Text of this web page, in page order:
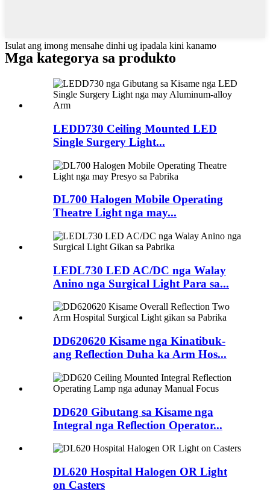
Isulat ang imong mensahe dinhi ug ipadala kini kanamo
Mga kategorya sa produkto
LEDD730 Ceiling Mounted LED
Single Surgery Light...
DL700 Halogen Mobile Operating
Theatre Light nga may...
LEDL730 LED AC/DC nga Walay
Anino nga Surgical Light Para sa...
DD620620 Kisame nga Kinatibuk-
ang Reflection Duha ka Arm Hos...
DD620 Gibutang sa Kisame nga
Integral nga Reflection Operator...
DL620 Hospital Halogen OR Light
on Casters